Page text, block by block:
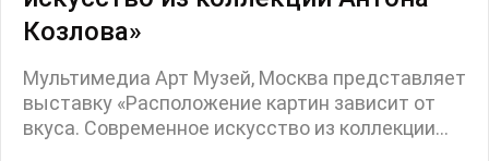
Козлова»
Мультимедиа Арт Музей, Москва представляет
выставку «Расположение картин зависит от
вкуса. Современное искусство из коллекции...